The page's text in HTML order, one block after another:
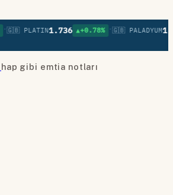
🇬🇧 PLATIN1.736 ▲+0.78% • 🇬🇧 PALADYUM
hap gibi emtia notları